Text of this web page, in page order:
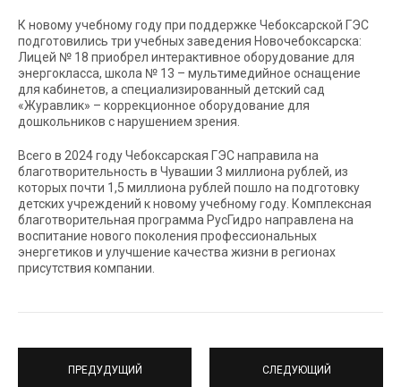
К новому учебному году при поддержке Чебоксарской ГЭС
подготовились три учебных заведения Новочебоксарска:
Лицей № 18 приобрел интерактивное оборудование для
энергокласса, школа № 13 – мультимедийное оснащение
для кабинетов, а специализированный детский сад
«Журавлик» – коррекционное оборудование для
дошкольников с нарушением зрения.
Всего в 2024 году Чебоксарская ГЭС направила на
благотворительность в Чувашии 3 миллиона рублей, из
которых почти 1,5 миллиона рублей пошло на подготовку
детских учреждений к новому учебному году. Комплексная
благотворительная программа РусГидро направлена на
воспитание нового поколения профессиональных
энергетиков и улучшение качества жизни в регионах
присутствия компании.
ПРЕДУДУЩИЙ СЛЕДУЮЩИЙ